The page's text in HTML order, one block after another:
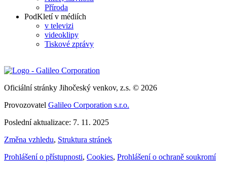
Příroda
PodKletí v médiích
v televizi
videoklipy
Tiskové zprávy
Oficiální stránky Jihočeský venkov, z.s. © 2026
Provozovatel Galileo Corporation s.r.o.
Poslední aktualizace: 7. 11. 2025
Změna vzhledu, Struktura stránek
Prohlášení o přístupnosti, Cookies, Prohlášení o ochraně soukromí